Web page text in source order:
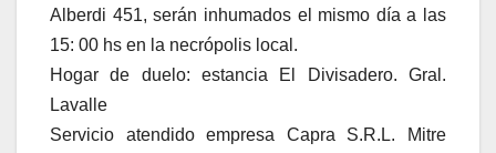
Alberdi 451, serán inhumados el mismo día a las
15: 00 hs en la necrópolis local.
Hogar de duelo: estancia El Divisadero. Gral.
Lavalle
Servicio atendido empresa Capra S.R.L. Mitre